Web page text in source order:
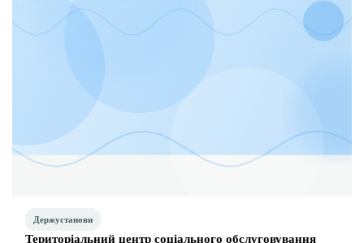
Держустанови
Територіальний центр соціального обслуговування